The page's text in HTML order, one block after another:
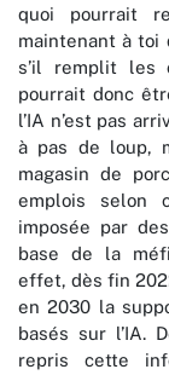
quoi pourrait
maintenant à
s’il remplit les
pourrait donc
l’IA n’est pas
à pas de loup,
magasin de
emplois selon
imposée par
base de la
effet, dès fin
en 2030 la
basés sur l’IA.
repris cette